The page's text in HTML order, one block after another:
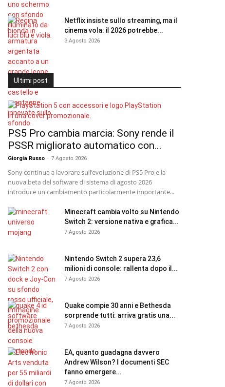
Netflix insiste sullo streaming, ma il
cinema vola: il 2026 potrebbe...
3 Agosto 2026
Ultimi post
PS5 Pro cambia marcia: Sony rende il
PSSR migliorato automatico con...
Giorgia Russo - 7 Agosto 2026
Sony continua a lavorare sull’evoluzione di PS5 Pro e la
nuova beta del software di sistema di agosto 2026
introduce un cambiamento particolarmente importante...
Minecraft cambia volto su Nintendo
Switch 2: versione nativa e grafica...
7 Agosto 2026
Nintendo Switch 2 supera 23,6
milioni di console: rallenta dopo il...
7 Agosto 2026
Quake compie 30 anni e Bethesda
sorprende tutti: arriva gratis una...
7 Agosto 2026
EA, quanto guadagna davvero
Andrew Wilson? I documenti SEC
fanno emergere...
7 Agosto 2026